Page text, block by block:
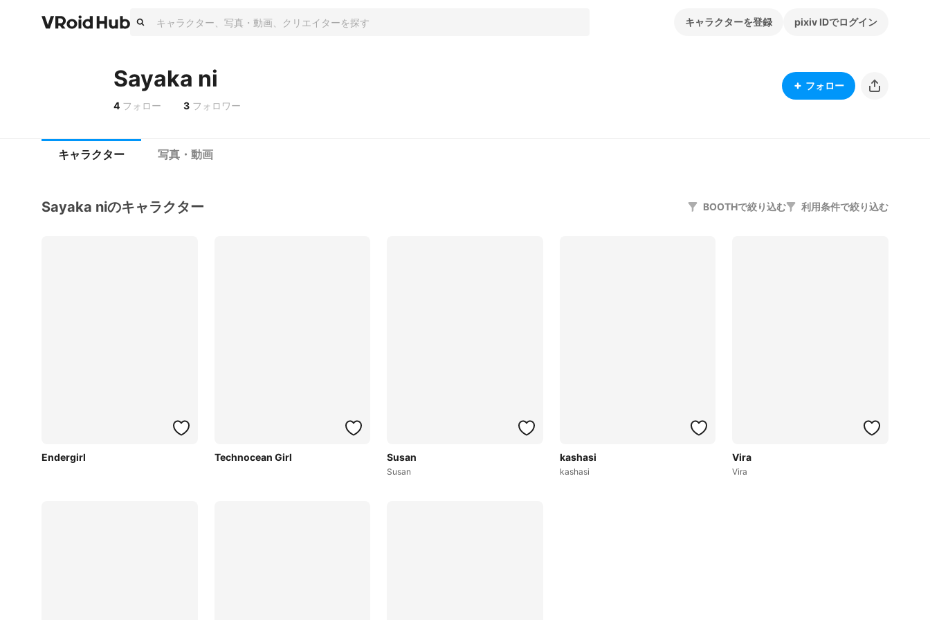
キャラクターを登録 pixiv IDでログイン
Sayaka ni
4 フォロー 3 フォロワー
フォロー
キャラクター 写真・動画
Sayaka niのキャラクター BOOTHで絞り込む 利用条件で絞り込む
Endergirl Technocean Girl Susan
Susan
kashasi
kashasi
Vira
Vira